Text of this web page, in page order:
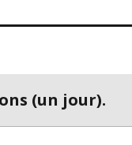
(un jour).